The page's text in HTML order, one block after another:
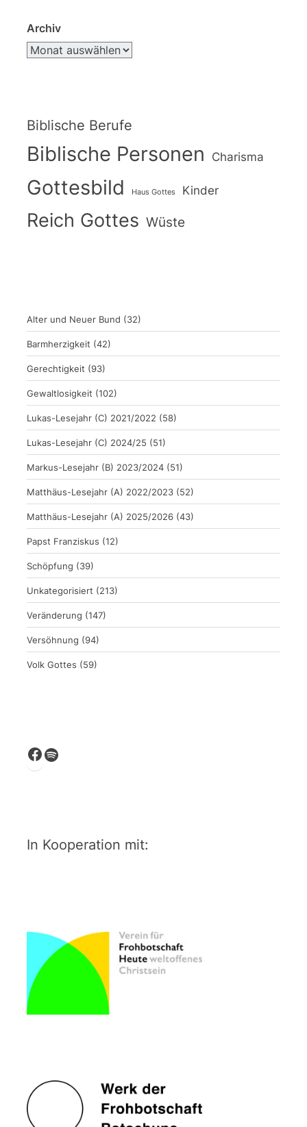
Archiv
Biblische Berufe
Biblische Personen Charisma
Gottesbild Haus Gottes Kinder
Reich Gottes Wüste
Alter und Neuer Bund (32)
Barmherzigkeit (42)
Gerechtigkeit (93)
Gewaltlosigkeit (102)
Lukas-Lesejahr (C) 2021/2022 (58)
Lukas-Lesejahr (C) 2024/25 (51)
Markus-Lesejahr (B) 2023/2024 (51)
Matthäus-Lesejahr (A) 2022/2023 (52)
Matthäus-Lesejahr (A) 2025/2026 (43)
Papst Franziskus (12)
Schöpfung (39)
Unkategorisiert (213)
Veränderung (147)
Versöhnung (94)
Volk Gottes (59)
Facebook
Spotify
In Kooperation mit: